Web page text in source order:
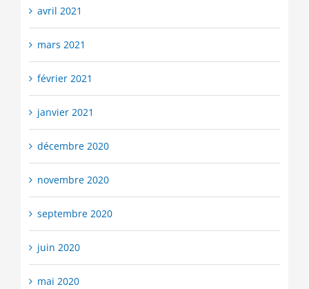
avril 2021
mars 2021
février 2021
janvier 2021
décembre 2020
novembre 2020
septembre 2020
juin 2020
mai 2020